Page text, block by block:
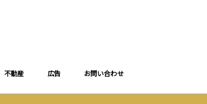
不動産 広告 お問い合わせ